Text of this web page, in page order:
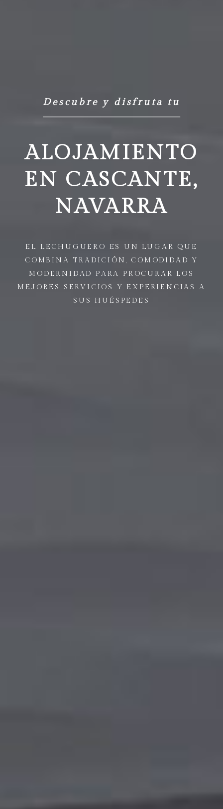
Descubre y disfruta tu
ALOJAMIENTO
EN CASCANTE,
NAVARRA
EL LECHUGUERO ES UN LUGAR QUE
COMBINA TRADICIÓN, COMODIDAD Y
MODERNIDAD PARA PROCURAR LOS
MEJORES SERVICIOS Y EXPERIENCIAS A
SUS HUÉSPEDES